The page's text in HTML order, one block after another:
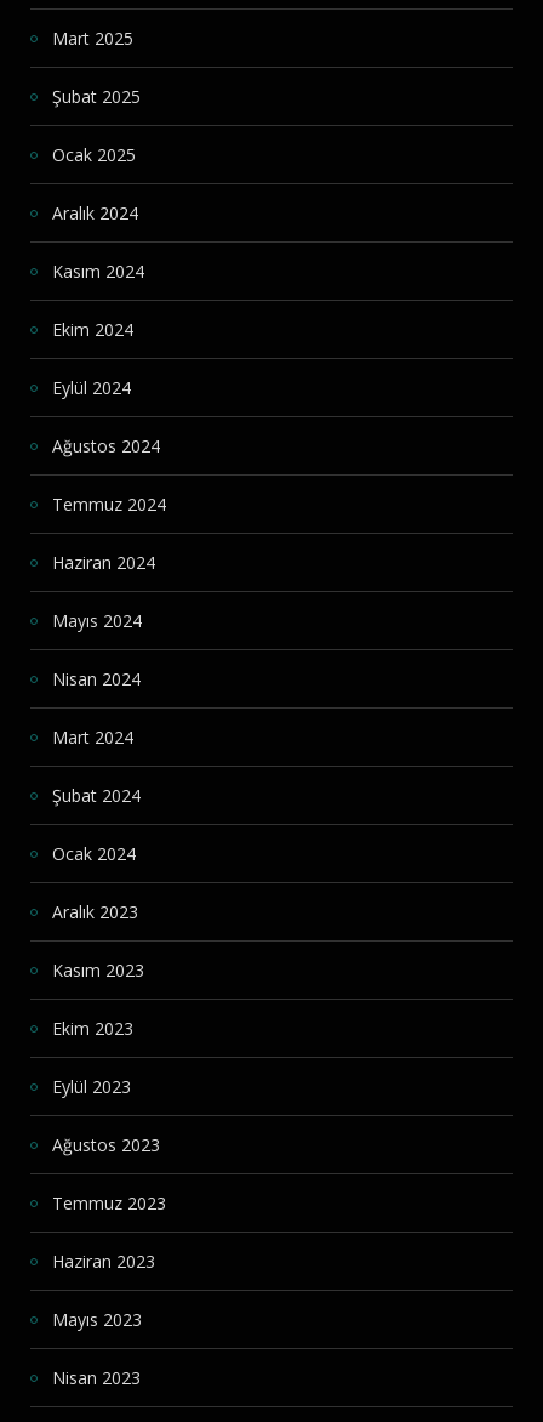
Mart 2025
Şubat 2025
Ocak 2025
Aralık 2024
Kasım 2024
Ekim 2024
Eylül 2024
Ağustos 2024
Temmuz 2024
Haziran 2024
Mayıs 2024
Nisan 2024
Mart 2024
Şubat 2024
Ocak 2024
Aralık 2023
Kasım 2023
Ekim 2023
Eylül 2023
Ağustos 2023
Temmuz 2023
Haziran 2023
Mayıs 2023
Nisan 2023